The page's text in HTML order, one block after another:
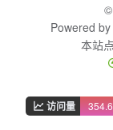
Powered by
本站
访问量